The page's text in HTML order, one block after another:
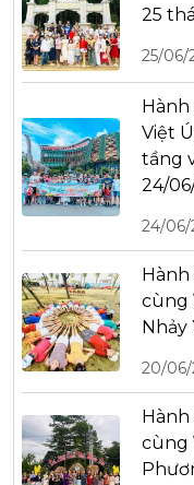
25
25/06/
Việt
tầng
24/
24/06/
cùng
Nhảy
20/06/
cùng